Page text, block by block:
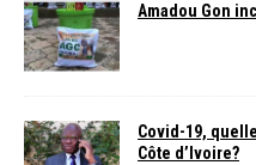
Amadou Gon
Covid-19,
Côte d’Ivoire?